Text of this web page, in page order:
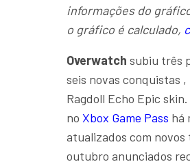
informações do
o gráfico é calculado,
Overwatch subiu três
seis novas conquistas
Ragdoll Echo Epic
no Xbox Game Pass há
atualizados com novos
outubro anunciados